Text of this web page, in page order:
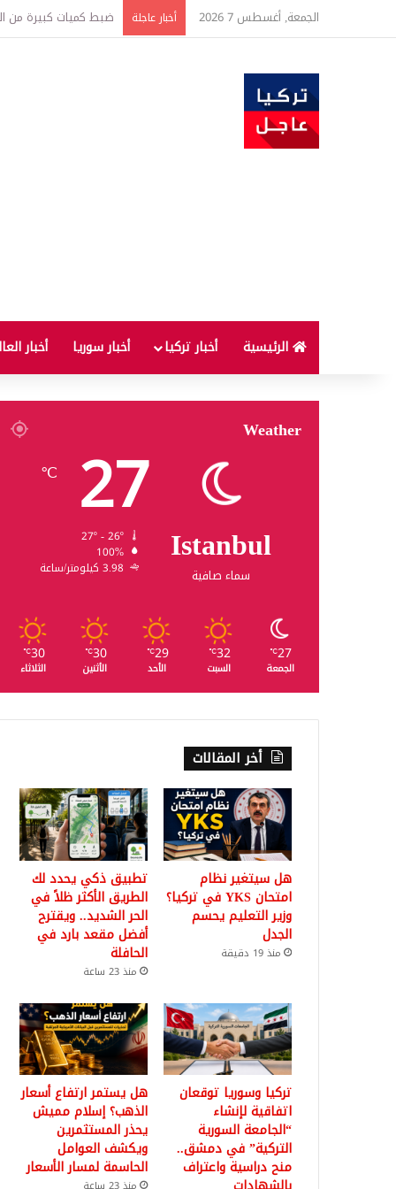
الجمعة, أغسطس 7 2026 أخبار عاجلة تركيا والسعودية
الرئيسية أخبار تركيا أخبار سوريا أخبار
Weather
Istanbul
سماء صافية
27
℃
100%
3.98 كيلومتر/ساعة
27
℃
الجمعة
32
℃
السبت
29
℃
الأحد
30
℃
الأثنين
30
℃
الثلاثاء
أخر المقالات
هل سيتغير نظام
امتحان YKS في تركيا؟
وزير التعليم يحسم
الجدل
منذ 19 دقيقة
تطبيق ذكي يحدد لك
الطريق الأكثر ظلاً في
الحر الشديد.. ويقترح
أفضل مقعد بارد في
الحافلة
منذ 23 ساعة
تركيا وسوريا توقعان
اتفاقية لإنشاء
“الجامعة السورية
التركية” في دمشق..
منح دراسية واعتراف
هل يستمر ارتفاع أسعار
الذهب؟ إسلام مميش
يحذر المستثمرين
ويكشف العوامل
الحاسمة لمسار الأسعار